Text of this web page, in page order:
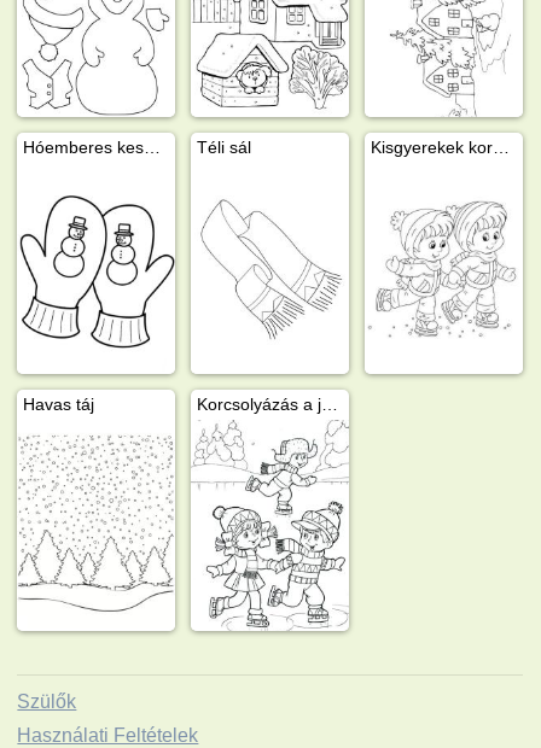
Téli sál
Havas táj
Szülők
Használati Feltételek